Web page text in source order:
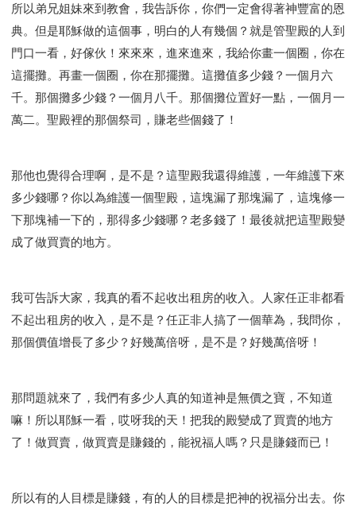
所以弟兄姐妹來到教會，我告訴你，你們一定會得著神豐富的恩
典。但是耶穌做的這個事，明白的人有幾個？就是管聖殿的人到
門口一看，好傢伙！來來來，進來進來，我給你畫一個圈，你在
這擺攤。再畫一個圈，你在那擺攤。這攤值多少錢？一個月六
千。那個攤多少錢？一個月八千。那個攤位置好一點，一個月一
萬二。聖殿裡的那個祭司，賺老些個錢了！
那他也覺得合理啊，是不是？這聖殿我還得維護，一年維護下來
多少錢哪？你以為維護一個聖殿，這塊漏了那塊漏了，這塊修一
下那塊補一下的，那得多少錢哪？老多錢了！最後就把這聖殿變
成了做買賣的地方。
我可告訴大家，我真的看不起收出租房的收入。人家任正非都看
不起出租房的收入，是不是？任正非人搞了一個華為，我問你，
那個價值增長了多少？好幾萬倍呀，是不是？好幾萬倍呀！
那問題就來了，我們有多少人真的知道神是無價之寶，不知道
嘛！所以耶穌一看，哎呀我的天！把我的殿變成了買賣的地方
了！做買賣，做買賣是賺錢的，能祝福人嗎？只是賺錢而已！
所以有的人目標是賺錢，有的人的目標是把神的祝福分出去。你